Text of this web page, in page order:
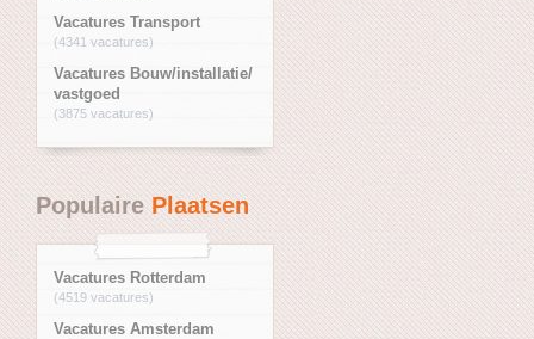
Vacatures Transport
(4341 vacatures)
Vacatures Bouw/installatie/
vastgoed
(3875 vacatures)
PopulairePlaatsen
Vacatures Rotterdam
(4519 vacatures)
Vacatures Amsterdam